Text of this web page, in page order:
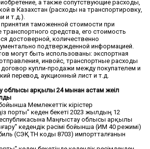
а также сопутствующие расходы,
в Казахстан (расходы на транспортировку,
и т.д.).
таможенной стоимости при
средства, его стоимость
достоверной, количественно
подтвержденной информацией.
могут быть использованы: экспортная
инвойс, транспортные расходы
купли-продажи между покупателем и
перевод, аукционный лист и т.д.
облысы арқылы 24 мыңнан астам жеңіл
Мемлекеттік кірістер
порты" кеден бекеті 2023 жылдың 12
Маңғыстау облысы арқылы
кедендік рәсімі бойынша (ИМ 40 режимі)
(СЭҚ ТН коды 8703) импортталғанын